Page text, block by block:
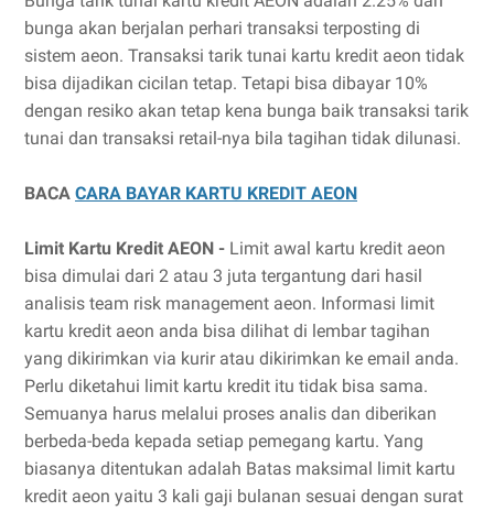
bunga akan berjalan perhari transaksi terposting di
sistem aeon. Transaksi tarik tunai kartu kredit aeon tidak
bisa dijadikan cicilan tetap. Tetapi bisa dibayar 10%
dengan resiko akan tetap kena bunga baik transaksi tarik
tunai dan transaksi retail-nya bila tagihan tidak dilunasi.
BACA CARA BAYAR KARTU KREDIT AEON
Limit Kartu Kredit AEON - Limit awal kartu kredit aeon
bisa dimulai dari 2 atau 3 juta tergantung dari hasil
analisis team risk management aeon. Informasi limit
kartu kredit aeon anda bisa dilihat di lembar tagihan
yang dikirimkan via kurir atau dikirimkan ke email anda.
Perlu diketahui limit kartu kredit itu tidak bisa sama.
Semuanya harus melalui proses analis dan diberikan
berbeda-beda kepada setiap pemegang kartu. Yang
biasanya ditentukan adalah Batas maksimal limit kartu
kredit aeon yaitu 3 kali gaji bulanan sesuai dengan surat